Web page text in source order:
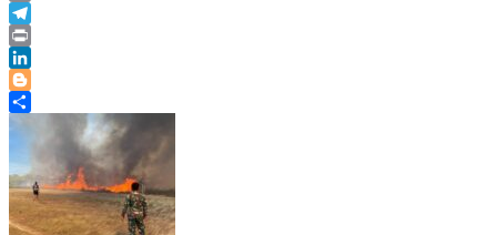
Email
Telegram
Print
LinkedIn
Blogger